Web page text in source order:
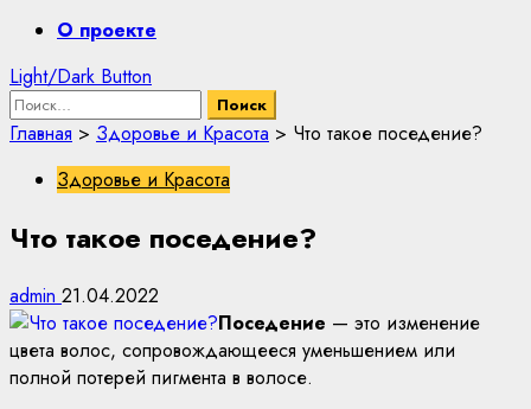
PrimaryО проекте
Light/Dark Button
Найти:
Главная > Здоровье и Красота > Что такое поседение?
Здоровье и Красота
Что такое поседение?
admin 21.04.2022
Поседение — это изменение
цвета волос, сопровождающееся уменьшением или
полной потерей пигмента в волосе.